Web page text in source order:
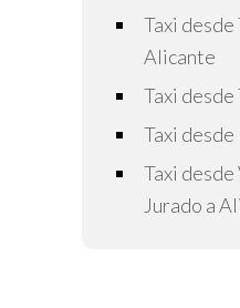
Taxi desde
Alicante
Taxi
Taxi
Taxi
Jurado a